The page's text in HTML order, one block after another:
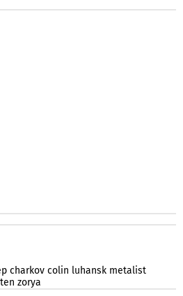
charkov colin luhansk metalist
zorya